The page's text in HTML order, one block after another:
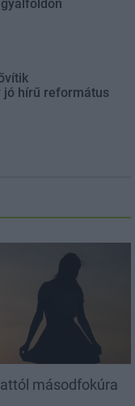
jó hírű református
másodfokúra